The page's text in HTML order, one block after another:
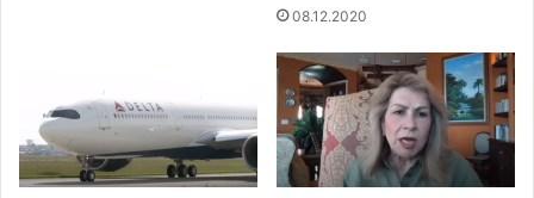
08.12.2020